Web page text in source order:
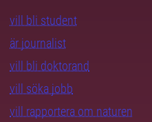
vill bli student
är journalist
vill bli doktorand
vill söka jobb
vill rapportera om naturen